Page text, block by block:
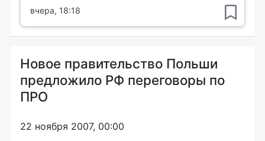
вчера, 18:18
Новое правительство Польши
предложило РФ переговоры по
ПРО
22 ноября 2007, 00:00